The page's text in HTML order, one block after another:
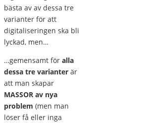
bästa av av dessa tre
varianter för att
digitaliseringen ska bli
lyckad, men…
…gemensamt för alla
dessa tre varianter är
att man skapar
MASSOR av nya
problem (men man
löser få eller inga